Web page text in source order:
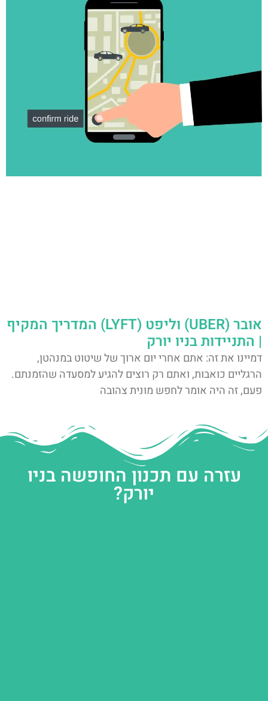
אובר (UBER) וליפט (LYFT) המדריך המקיף
| התניידות בניו יורק
דמיינו את זה: אתם אחרי יום ארוך של שיטוט במנהטן,
הרגליים כואבות, ואתם רק רוצים להגיע למסעדה שהזמנתם.
פעם, זה היה אומר לחפש מונית צהובה
עזרה עם תכנון החופשה בניו
יורק?